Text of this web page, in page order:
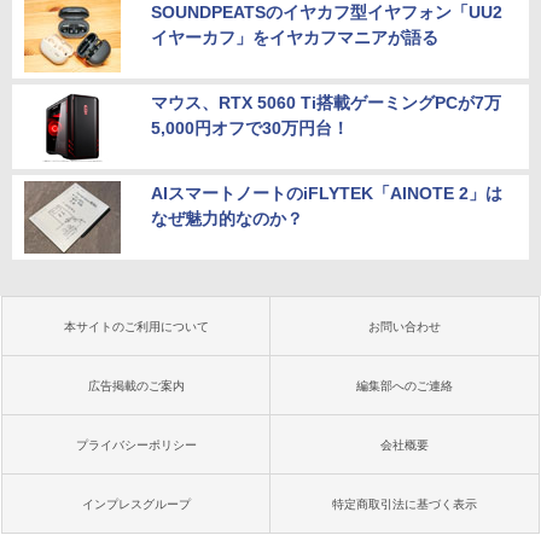
SOUNDPEATSのイヤカフ型イヤフォン「UU2
イヤーカフ」をイヤカフマニアが語る
マウス、RTX 5060 Ti搭載ゲーミングPCが7万
5,000円オフで30万円台！
AIスマートノートのiFLYTEK「AINOTE 2」は
なぜ魅力的なのか？
本サイトのご利用について お問い合わせ
広告掲載のご案内 編集部へのご連絡
プライバシーポリシー 会社概要
インプレスグループ 特定商取引法に基づく表示